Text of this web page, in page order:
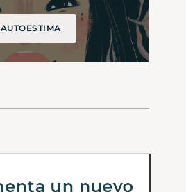
AUTOESTIMA